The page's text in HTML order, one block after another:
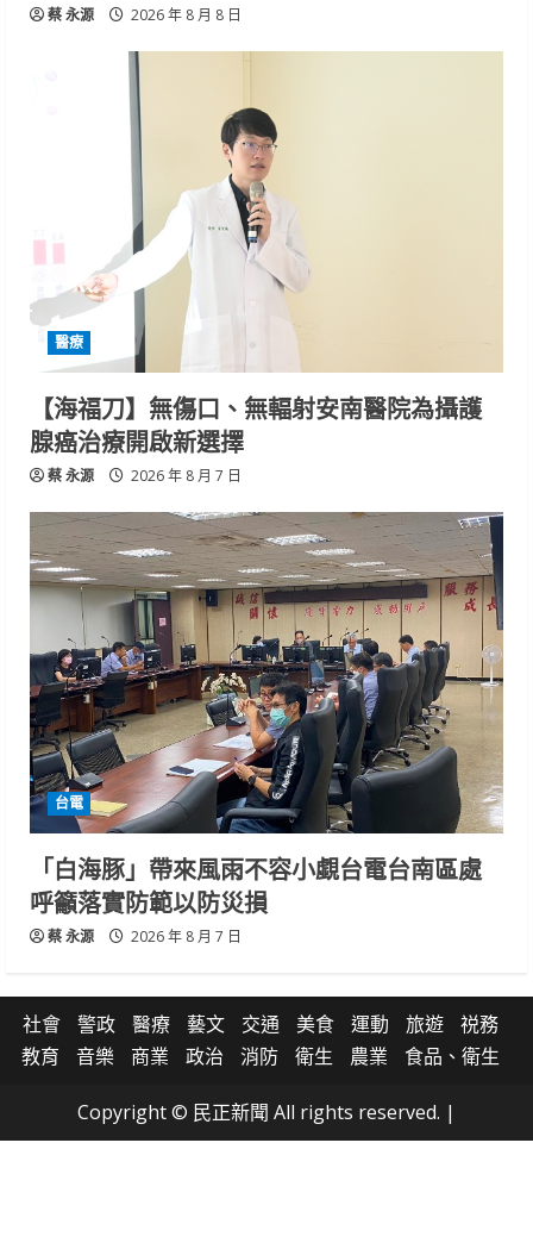
蔡 永源 2026 年 8 月 8 日
醫療
【海福刀】無傷口、無輻射安南醫院為攝護
腺癌治療開啟新選擇
蔡 永源 2026 年 8 月 7 日
台電
「白海豚」帶來風雨不容小覷台電台南區處
呼籲落實防範以防災損
蔡 永源 2026 年 8 月 7 日
社會 警政 醫療 藝文 交通 美食 運動 旅遊
祱務
教育
音樂 商業 政治 消防 衛生 農業 食品、衛生
Copyright © 民正新聞 All rights reserved. |